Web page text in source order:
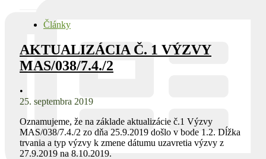
Články
AKTUALIZÁCIA Č. 1 VÝZVY
MAS/038/7.4./2
•
25. septembra 2019
Oznamujeme, že na základe aktualizácie č.1 Výzvy
MAS/038/7.4./2 zo dňa 25.9.2019 došlo v bode 1.2. Dĺžka
trvania a typ výzvy k zmene dátumu uzavretia výzvy z
27.9.2019 na 8.10.2019.